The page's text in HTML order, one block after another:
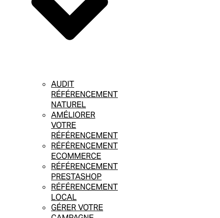
AUDIT
RÉFÉRENCEMENT
NATUREL
AMÉLIORER
VOTRE
RÉFÉRENCEMENT
RÉFÉRENCEMENT
ECOMMERCE
RÉFÉRENCEMENT
PRESTASHOP
RÉFÉRENCEMENT
LOCAL
GÉRER VOTRE